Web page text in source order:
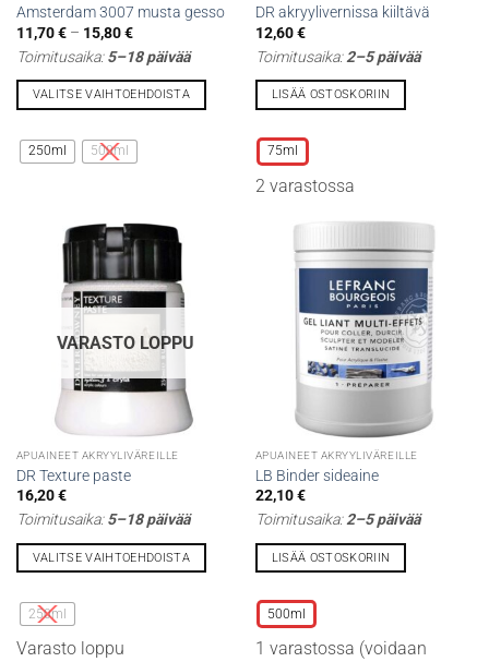
Amsterdam 3007 musta gesso
11,70€ – 15,80€Hintaluokka:
-
Toimitusaika:5–18 päivää
VALITSE VAIHTOEHDOISTA
tuotteella
on
valinnat
tuotteen
250ml 500ml
DR akryylivernissa kiiltävä
12,60€
Toimitusaika:2–5 päivää
LISÄÄ OSTOSKORIIN
tuotteella
on
useampi
75ml
2 varastossa
VARASTO LOPPU
APUAINEET AKRYYLIVÄREILLE
DR Texture paste
16,20€
Toimitusaika:5–18 päivää
VALITSE VAIHTOEHDOISTA
tuotteella
on
useampi
250ml
Varasto loppu
APUAINEET AKRYYLIVÄREILLE
LB Binder sideaine
22,10€
Toimitusaika:2–5 päivää
LISÄÄ OSTOSKORIIN
tuotteella
on
useampi
500ml
1 varastossa (voidaan